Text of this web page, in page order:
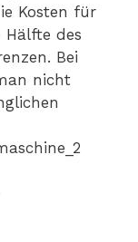
Kosten für
des
Bei
nicht